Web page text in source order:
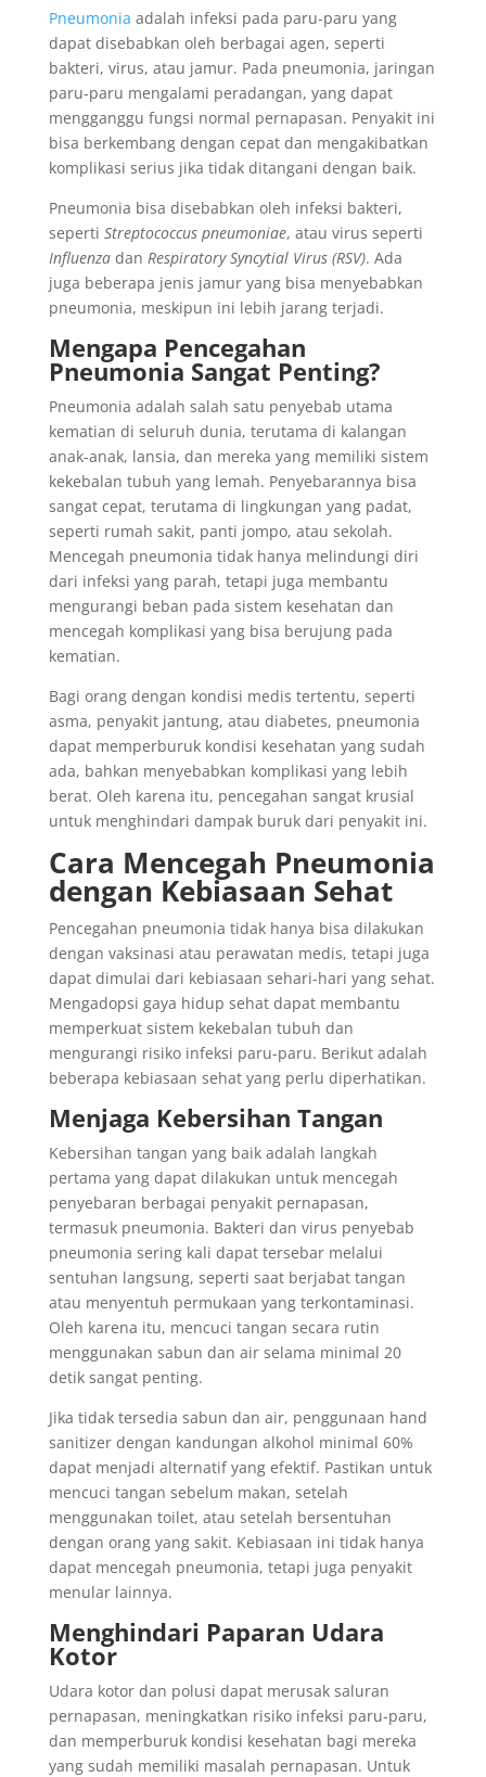
Pneumonia adalah infeksi pada paru-paru yang
dapat disebabkan oleh berbagai agen, seperti
bakteri, virus, atau jamur. Pada pneumonia, jaringan
paru-paru mengalami peradangan, yang dapat
mengganggu fungsi normal pernapasan. Penyakit ini
bisa berkembang dengan cepat dan mengakibatkan
komplikasi serius jika tidak ditangani dengan baik.
Pneumonia bisa disebabkan oleh infeksi bakteri,
seperti Streptococcus pneumoniae, atau virus seperti
Influenzadan Respiratory Syncytial Virus (RSV). Ada
juga beberapa jenis jamur yang bisa menyebabkan
pneumonia, meskipun ini lebih jarang terjadi.
Mengapa Pencegahan
Pneumonia Sangat Penting?
Pneumonia adalah salah satu penyebab utama
kematian di seluruh dunia, terutama di kalangan
anak-anak, lansia, dan mereka yang memiliki sistem
kekebalan tubuh yang lemah. Penyebarannya bisa
sangat cepat, terutama di lingkungan yang padat,
seperti rumah sakit, panti jompo, atau sekolah.
Mencegah pneumonia tidak hanya melindungi diri
dari infeksi yang parah, tetapi juga membantu
mengurangi beban pada sistem kesehatan dan
mencegah komplikasi yang bisa berujung pada
kematian.
Bagi orang dengan kondisi medis tertentu, seperti
asma, penyakit jantung, atau diabetes, pneumonia
dapat memperburuk kondisi kesehatan yang sudah
ada, bahkan menyebabkan komplikasi yang lebih
berat. Oleh karena itu, pencegahan sangat krusial
untuk menghindari dampak buruk dari penyakit ini.
Cara Mencegah Pneumonia
dengan Kebiasaan Sehat
Pencegahan pneumonia tidak hanya bisa dilakukan
dengan vaksinasi atau perawatan medis, tetapi juga
dapat dimulai dari kebiasaan sehari-hari yang sehat.
Mengadopsi gaya hidup sehat dapat membantu
memperkuat sistem kekebalan tubuh dan
mengurangi risiko infeksi paru-paru. Berikut adalah
beberapa kebiasaan sehat yang perlu diperhatikan.
Menjaga Kebersihan Tangan
Kebersihan tangan yang baik adalah langkah
pertama yang dapat dilakukan untuk mencegah
penyebaran berbagai penyakit pernapasan,
termasuk pneumonia. Bakteri dan virus penyebab
pneumonia sering kali dapat tersebar melalui
sentuhan langsung, seperti saat berjabat tangan
atau menyentuh permukaan yang terkontaminasi.
Oleh karena itu, mencuci tangan secara rutin
menggunakan sabun dan air selama minimal 20
detik sangat penting.
Jika tidak tersedia sabun dan air, penggunaan hand
sanitizer dengan kandungan alkohol minimal 60%
dapat menjadi alternatif yang efektif. Pastikan untuk
mencuci tangan sebelum makan, setelah
menggunakan toilet, atau setelah bersentuhan
dengan orang yang sakit. Kebiasaan ini tidak hanya
dapat mencegah pneumonia, tetapi juga penyakit
menular lainnya.
Menghindari Paparan Udara
Kotor
Udara kotor dan polusi dapat merusak saluran
pernapasan, meningkatkan risiko infeksi paru-paru,
dan memperburuk kondisi kesehatan bagi mereka
yang sudah memiliki masalah pernapasan. Untuk